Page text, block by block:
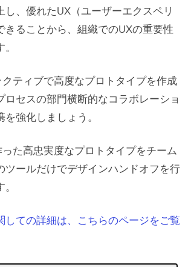
し、優れたUX（ユーザーエクスペリ
きることから、組織でのUXの重要性
ティブで高度なプロトタイプを作成
ロセスの部門横断的なコラボレーショ
強化しましょう。
った高忠実度なプロトタイプをチーム
ツールだけでデザインハンドオフを行
しての詳細は、こちらのページをご覧